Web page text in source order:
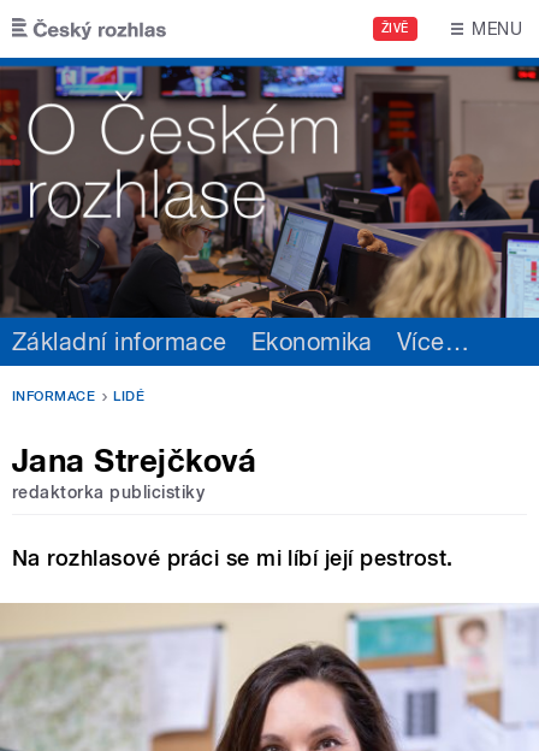
Přejít k hlavnímu obsahu
ŽIVĚ MENU
Základní informace Ekonomika Více…
INFORMACE LIDÉ
Jana Strejčková
redaktorka publicistiky
Na rozhlasové práci se mi líbí její pestrost.